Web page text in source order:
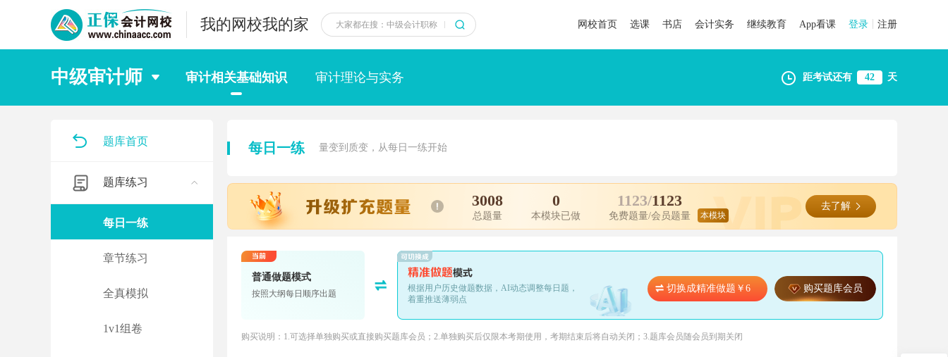
我的网校我的家 网校首页 选课 书店 会计实务 继续教育 App看课 登录 注册
中级审计师 审计相关基础知识 审计理论与实务 距考试还有 42 天
题库首页
题库练习
每日一练
章节练习
全真模拟
1v1组卷
每日一练 量变到质变，从每日一练开始
3008
总题量
0
本模块已做
1123/1123
免费题量/会员题量
去了解
普通做题模式
按照大纲每日顺序出题
根据用户历史做题数据，AI动态调整每日题，
着重推送薄弱点
切换成精准做题￥6 购买题库会员
购买说明：1.可选择单独购买或直接购买题库会员；2.单独购买后仅限本考期使用，考期结束后将自动关闭；3.题库会员随会员到期关闭